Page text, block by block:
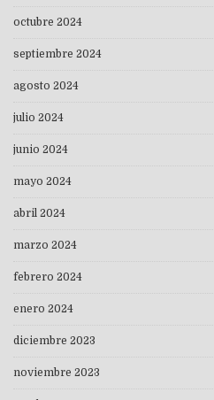
octubre 2024
septiembre 2024
agosto 2024
julio 2024
junio 2024
mayo 2024
abril 2024
marzo 2024
febrero 2024
enero 2024
diciembre 2023
noviembre 2023